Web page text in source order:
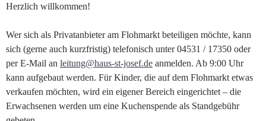
Herzlich willkommen!
Wer sich als Privatanbieter am Flohmarkt beteiligen möchte, kann
sich (gerne auch kurzfristig) telefonisch unter 04531 / 17350 oder
per E-Mail an leitung@haus-st-josef.de anmelden. Ab 9:00 Uhr
kann aufgebaut werden. Für Kinder, die auf dem Flohmarkt etwas
verkaufen möchten, wird ein eigener Bereich eingerichtet – die
Erwachsenen werden um eine Kuchenspende als Standgebühr